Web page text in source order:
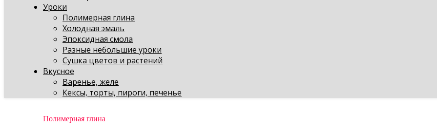
Уроки
Полимерная глина
Холодная эмаль
Эпоксидная смола
Разные небольшие уроки
Сушка цветов и растений
Вкусное
Варенье, желе
Кексы, торты, пироги, печенье
Полимерная глина